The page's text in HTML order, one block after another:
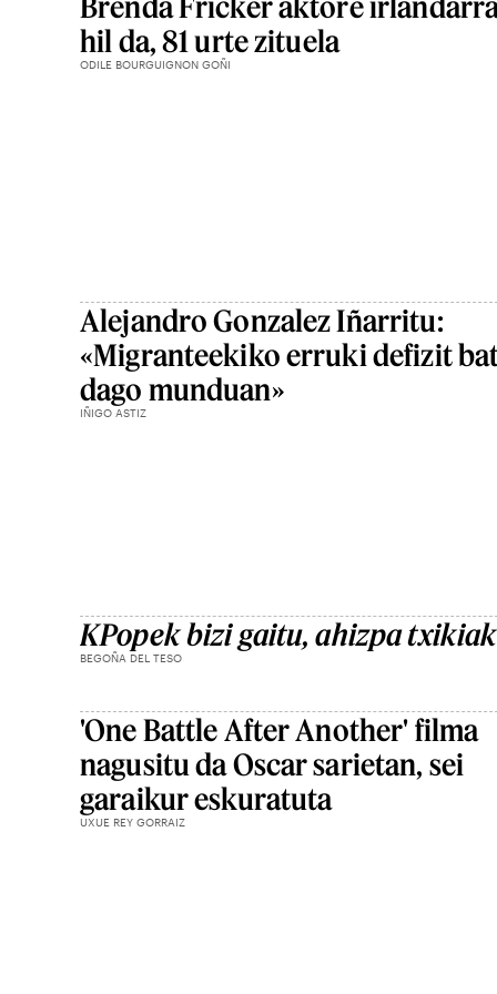
hil da, 81 urte zituela
ODILE BOURGUIGNON GOÑI
Alejandro Gonzalez Iñarritu:
«Migranteekiko erruki defizit
dago munduan»
IÑIGO ASTIZ
KPopek bizi gaitu, ahizpa txikiak
BEGOÑA DEL TESO
'One Battle After Another' filma
nagusitu da Oscar sarietan, sei
garaikur eskuratuta
UXUE REY GORRAIZ